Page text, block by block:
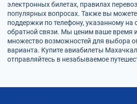
электронных билетах, правилах
популярных вопросах. Также вы
поддержки по телефону, указанному на
обратной связи. Мы ценим ваше время
множество возможностей для выбора
варианта. Купите авиабилеты
отправляйтесь в незабываемое